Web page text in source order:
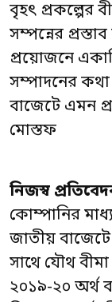
বৃহৎ প্রকল্পের
সম্পন্নের
প্রয়োজনে
সম্পাদনের
বাজেটে এমন
মোস্তফ
নিজস্ব
কোম্পানির
জাতীয়
সাথে যৌথ
২০১৯-২০ অর্থ